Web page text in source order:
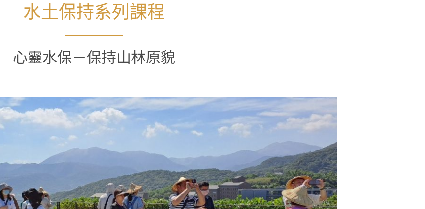
水土保持系列課程
心靈水保－保持山林原貌